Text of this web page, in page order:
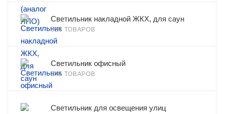
Светильник накладной ЖКХ, для саун
828 ТОВАРОВ
Светильник офисный
245 ТОВАРОВ
Светильник для освещения улиц